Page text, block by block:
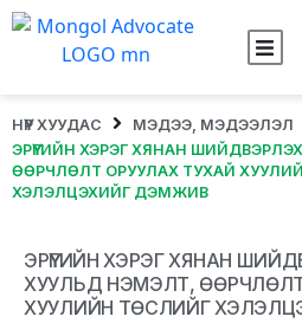
НҮҮР ХУУДАС
МЭДЭЭ, МЭДЭЭЛЭЛ
ЭРҮҮГИЙН ХЭРЭГ ХЯНАН
ӨӨРЧЛӨЛТ ОРУУЛАХ ТУХАЙ
ХЭЛЭЛЦЭХИЙГ ДЭМЖИВ
ЭРҮҮГИЙН ХЭРЭГ ХЯНАН
ХУУЛЬД НЭМЭЛТ,
ХУУЛИЙН ТӨСЛИЙГ